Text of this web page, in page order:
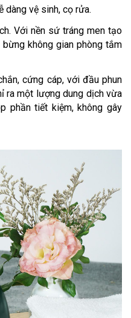
dàng vệ sinh, cọ rửa.
Với nền sứ tráng men tạo
không gian phòng tắm
cứng cáp, với đầu phun
ra một lượng dung dịch vừa
phần tiết kiệm, không gây